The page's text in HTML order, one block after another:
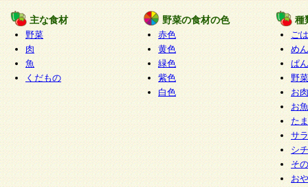
主な食材
野菜
肉
魚
くだもの
野菜の食材の色
赤色
黄色
緑色
紫色
白色
種
ご
めん
ぱん
野
お
お
た
サ
シ
そ
お